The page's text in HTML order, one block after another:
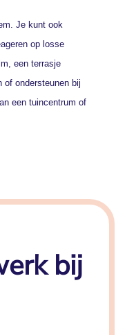
Je kunt ook
op losse
een terrasje
of ondersteunen bij
een tuincentrum of
bij